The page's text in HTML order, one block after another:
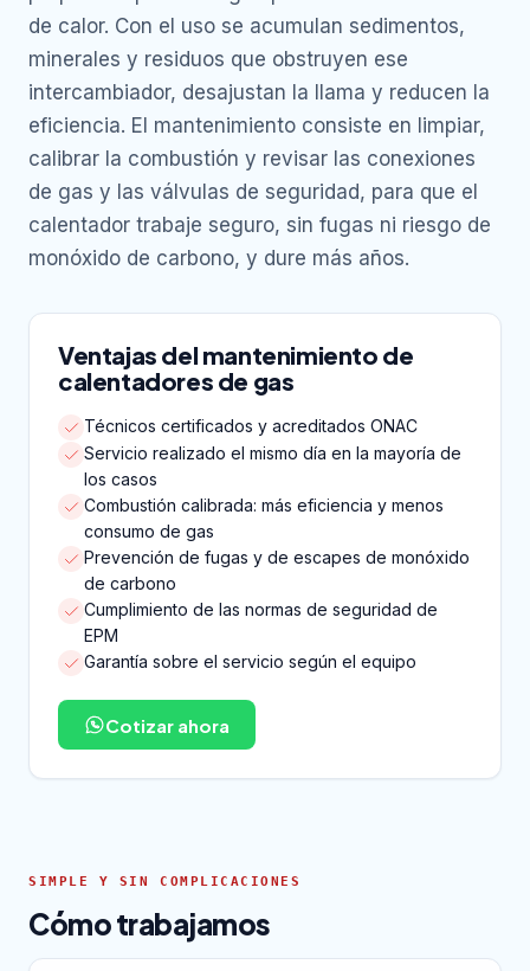
de calor. Con el uso se acumulan sedimentos,
minerales y residuos que obstruyen ese
intercambiador, desajustan la llama y reducen la
eficiencia. El mantenimiento consiste en limpiar,
calibrar la combustión y revisar las conexiones
de gas y las válvulas de seguridad, para que el
calentador trabaje seguro, sin fugas ni riesgo de
monóxido de carbono, y dure más años.
Ventajas del mantenimiento de
calentadores de gas
Técnicos certificados y acreditados ONAC
Servicio realizado el mismo día en la mayoría de
los casos
Combustión calibrada: más eficiencia y menos
consumo de gas
Prevención de fugas y de escapes de monóxido
de carbono
Cumplimiento de las normas de seguridad de
EPM
Garantía sobre el servicio según el equipo
Cotizar ahora
SIMPLE Y SIN COMPLICACIONES
Cómo trabajamos